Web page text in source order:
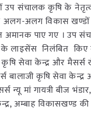
उप संचालक कृषि के
अलग-अलग विकास
अमानक पाए गए । उप
के लाइसेंस निलंबित
सेवा केन्द्र और
बालाजी कृषि सेवा
मां गायत्री बीज
अम्बाह विकासखण्ड की